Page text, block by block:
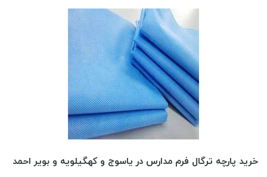
خرید پارچه ترگال فرم مدارس در یاسوج و کهگیلویه و بویر احمد